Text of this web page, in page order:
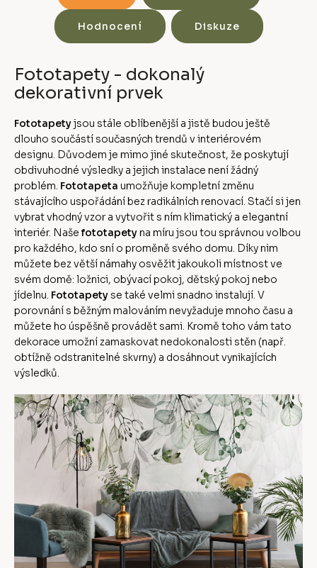
Hodnocení Diskuze
Fototapety - dokonalý
dekorativní prvek
Fototapetyjsou stále oblíbenější a jistě budou ještě
dlouho součástí současných trendů v interiérovém
designu. Důvodem je mimo jiné skutečnost, že poskytují
obdivuhodné výsledky a jejich instalace není žádný
problém. Fototapeta umožňuje kompletní změnu
stávajícího uspořádání bez radikálních renovací. Stačí si jen
vybrat vhodný vzor a vytvořit s ním klimatický a elegantní
interiér. Naše fototapetyna míru jsou tou správnou volbou
pro každého, kdo sní o proměně svého domu. Díky nim
můžete bez větší námahy osvěžit jakoukoli místnost ve
svém domě: ložnici, obývací pokoj, dětský pokoj nebo
jídelnu. Fototapety se také velmi snadno instalují. V
porovnání s běžným malováním nevyžaduje mnoho času a
můžete ho úspěšně provádět sami. Kromě toho vám tato
dekorace umožní zamaskovat nedokonalosti stěn (např.
obtížně odstranitelné skvrny) a dosáhnout vynikajících
výsledků.